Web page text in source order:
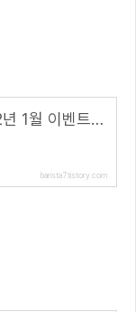
앱테크, 페이코인 2022년 1월 이벤트 총정리!( 리워드 코드 : 45EBYTB )
barista7.tistory.com